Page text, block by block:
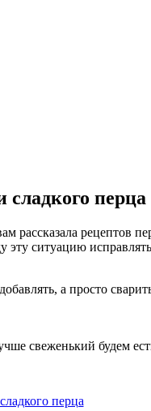
перца
рассказала
эту ситуацию
а просто
свеженький будем